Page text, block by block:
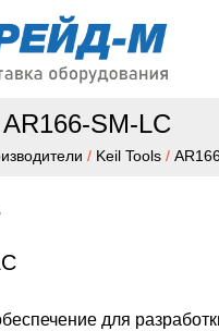
AR166-SM-LC
/ Keil Tools /
для